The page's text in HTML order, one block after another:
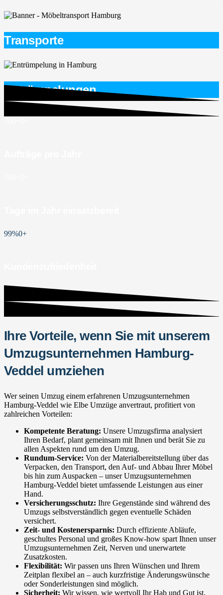
Transporte
Entrümpelungen
99%0+
Ihre Vorteile, wenn Sie mit unserem
Umzugsunternehmen Hamburg-
Veddel umziehen
Wer seinen Umzug einem erfahrenen Umzugsunternehmen
Hamburg-Veddel wie Elbe Umzüge anvertraut, profitiert von
zahlreichen Vorteilen:
Kompetente Beratung: Unsere Umzugsfirma analysiert
Ihren Bedarf, plant gemeinsam mit Ihnen und berät Sie zu
allen Aspekten rund um den Umzug.
Rundum-Service: Von der Materialbereitstellung über das
Verpacken, den Transport, den Auf- und Abbau Ihrer Möbel
bis hin zum Auspacken – unser Umzugsunternehmen
Hamburg-Veddel bietet umfassende Leistungen aus einer
Hand.
Versicherungsschutz: Ihre Gegenstände sind während des
Umzugs selbstverständlich gegen eventuelle Schäden
versichert.
Zeit- und Kostenersparnis: Durch effiziente Abläufe,
geschultes Personal und großes Know-how spart Ihnen unser
Umzugsunternehmen Zeit, Nerven und unerwartete
Zusatzkosten.
Flexibilität: Wir passen uns Ihren Wünschen und Ihrem
Zeitplan flexibel an – auch kurzfristige Änderungswünsche
oder Sonderleistungen sind möglich.
Sicherheit: Wir wissen, wie wertvoll Ihr Hab und Gut ist.